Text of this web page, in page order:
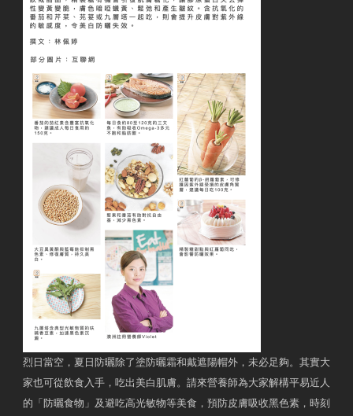
烈日當空，夏日防曬除了塗防曬霜和戴遮陽帽外，未必足夠。其實大
家也可從飲食入手，吃出美白肌膚。請來營養師為大家解構平易近人
的「防曬食物」及避吃高光敏物等美食，預防皮膚吸收黑色素，時刻